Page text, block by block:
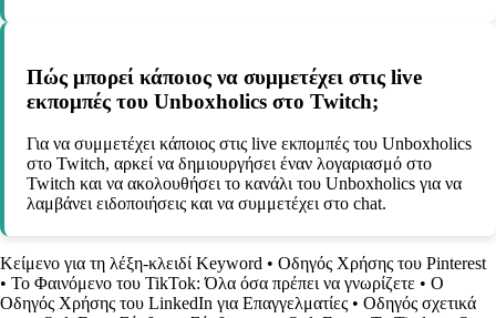
Πώς μπορεί κάποιος να συμμετέχει στις live
εκπομπές του Unboxholics στο Twitch;
Για να συμμετέχει κάποιος στις live εκπομπές του Unboxholics
στο Twitch, αρκεί να δημιουργήσει έναν λογαριασμό στο
Twitch και να ακολουθήσει το κανάλι του Unboxholics για να
λαμβάνει ειδοποιήσεις και να συμμετέχει στο chat.
Κείμενο για τη λέξη-κλειδί Keyword • Οδηγός Χρήσης του Pinterest
• Το Φαινόμενο του TikTok: Όλα όσα πρέπει να γνωρίζετε • Ο
Οδηγός Χρήσης του LinkedIn για Επαγγελματίες • Οδηγός σχετικά